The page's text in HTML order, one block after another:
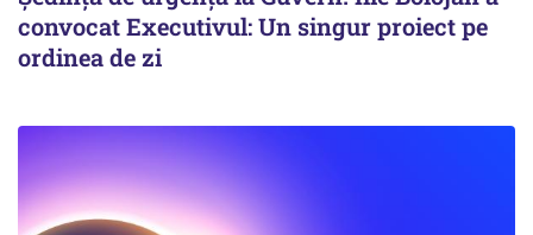
convocat Executivul: Un singur proiect pe
ordinea de zi